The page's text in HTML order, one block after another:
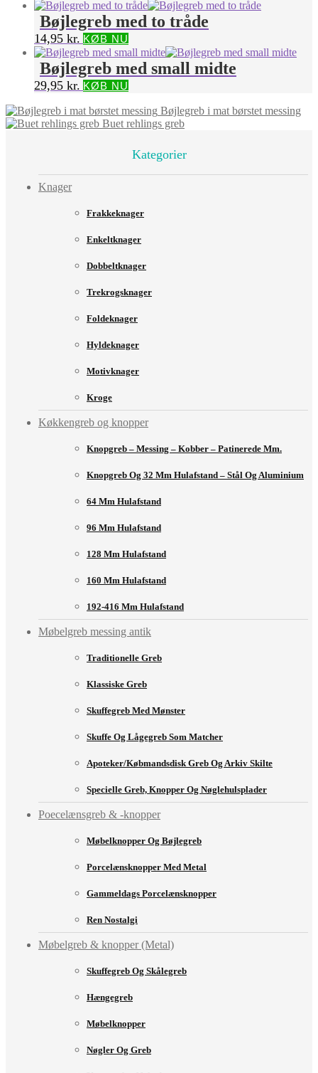
Bøjlegreb med to tråde
14,95 kr. KØB NU
Bøjlegreb med small midte
29,95 kr. KØB NU
Bøjlegreb i mat børstet messing
Buet rehlings greb
Kategorier
Knager
Frakkeknager
Enkeltknager
Dobbeltknager
Trekrogsknager
Foldeknager
Hyldeknager
Motivknager
Kroge
Køkkengreb og knopper
Knopgreb – Messing – Kobber – Patinerede Mm.
Knopgreb Og 32 Mm Hulafstand – Stål Og Aluminium
64 Mm Hulafstand
96 Mm Hulafstand
128 Mm Hulafstand
160 Mm Hulafstand
192-416 Mm Hulafstand
Møbelgreb messing antik
Traditionelle Greb
Klassiske Greb
Skuffegreb Med Mønster
Skuffe Og Lågegreb Som Matcher
Apoteker/købmandsdisk Greb Og Arkiv Skilte
Specielle Greb, Knopper Og Nøglehulsplader
Poecelænsgreb & -knopper
Møbelknopper Og Bøjlegreb
Porcelænsknopper Med Metal
Gammeldags Porcelænsknopper
Ren Nostalgi
Møbelgreb & knopper (Metal)
Skuffegreb Og Skålegreb
Hængegreb
Møbelknopper
Nøgler Og Greb